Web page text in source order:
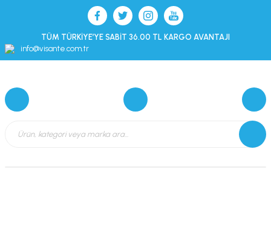
TÜM TÜRKİYE’YE SABİT 36.00 TL KARGO AVANTAJI
info@visante.com.tr